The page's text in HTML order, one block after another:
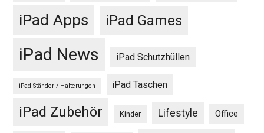
iPad Apps iPad Games
iPad News iPad Schutzhüllen
iPad Ständer / Halterungen iPad Taschen
iPad Zubehör Kinder Lifestyle Office